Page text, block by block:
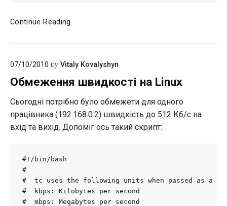
Continue Reading
07/10/2010 by Vitaly Kovalyshyn
Обмеження швидкості на Linux
Сьогодні потрібно було обмежети для одного
працівника (192.168.0.2) швидкість до 512 Кб/с на
вхід та вихід. Допоміг ось такий скрипт:
#!/bin/bash
#
#  tc uses the following units when passed as a
#  kbps: Kilobytes per second
#  mbps: Megabytes per second